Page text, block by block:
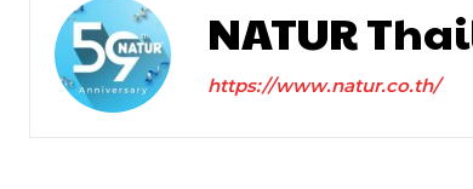
NATUR
https://www.natur.co.th/